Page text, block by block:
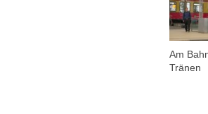
Am
Tränen